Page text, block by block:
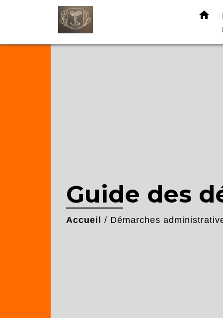
home
Guide des
Accueil / Démarches